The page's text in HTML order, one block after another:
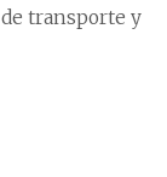
transporte y